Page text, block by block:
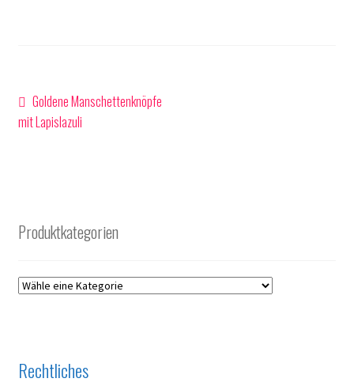
Beitragsnavigation
Vorheriger
Beitrag:
Goldene Manschettenknöpfe
mit Lapislazuli
Produktkategorien
Rechtliches